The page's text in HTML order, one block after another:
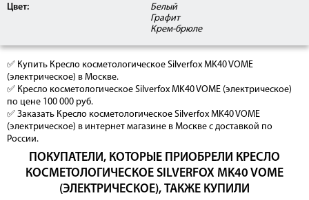
Цвет:
Белый
Графит
Крем-брюле
✅ Купить Кресло косметологическое Silverfox MK40 VOME
(электрическое) в Москве.
✅ Кресло косметологическое Silverfox MK40 VOME (электрическое)
по цене 100 000 руб.
✅ Заказать Кресло косметологическое Silverfox MK40 VOME
(электрическое) в интернет магазине в Москве с доставкой по
России.
ПОКУПАТЕЛИ, КОТОРЫЕ ПРИОБРЕЛИ КРЕСЛО
КОСМЕТОЛОГИЧЕСКОЕ SILVERFOX MK40 VOME
(ЭЛЕКТРИЧЕСКОЕ), ТАКЖЕ КУПИЛИ